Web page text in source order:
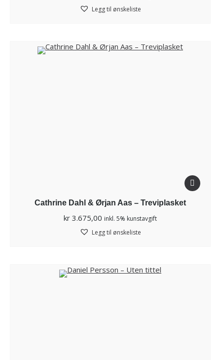
Legg til ønskeliste
Cathrine Dahl & Ørjan Aas – Treviplasket
kr 3.675,00 inkl. 5% kunstavgift
Legg til ønskeliste